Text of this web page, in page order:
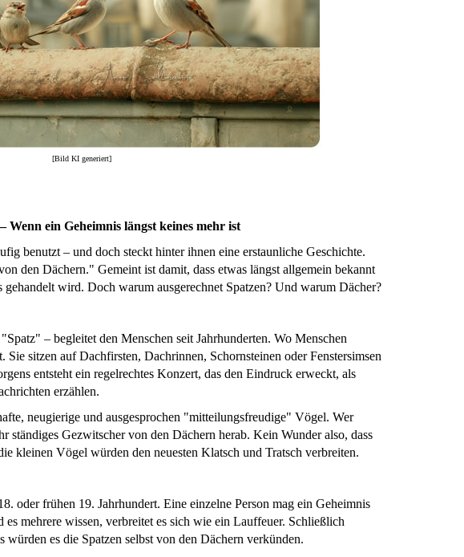
[Bild KI generiert]
Wenn ein Geheimnis längst keines mehr ist
benutzt – und doch steckt hinter ihnen eine erstaunliche Geschichte.
den Dächern." Gemeint ist damit, dass etwas längst allgemein bekannt
wird. Doch warum ausgerechnet Spatzen? Und warum Dächer?
– begleitet den Menschen seit Jahrhunderten. Wo Menschen
sitzen auf Dachfirsten, Dachrinnen, Schornsteinen oder Fenstersimsen
entsteht ein regelrechtes Konzert, das den Eindruck erweckt, als
erzählen.
neugierige und ausgesprochen "mitteilungsfreudige" Vögel. Wer
ständiges Gezwitscher von den Dächern herab. Kein Wunder also, dass
kleinen Vögel würden den neuesten Klatsch und Tratsch verbreiten.
oder frühen 19. Jahrhundert. Eine einzelne Person mag ein Geheimnis
mehrere wissen, verbreitet es sich wie ein Lauffeuer. Schließlich
würden es die Spatzen selbst von den Dächern verkünden.